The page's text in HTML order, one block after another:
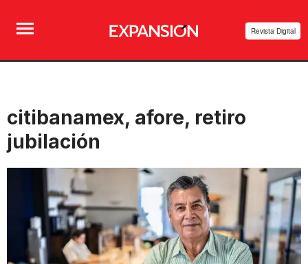
Revista Digital
citibanamex, afore, retiro
jubilación